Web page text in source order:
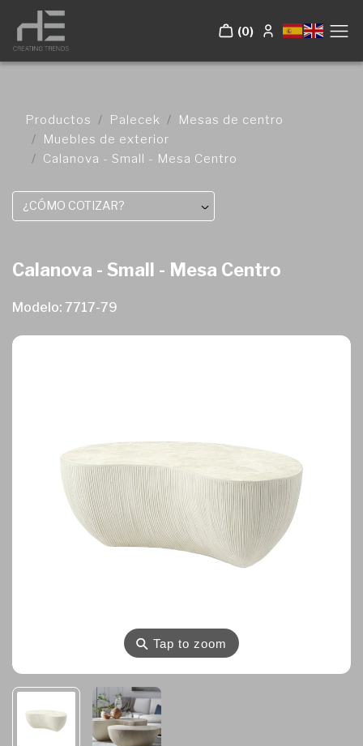
(0)
Productos Palecek
Mesas de centro
Muebles de exterior
Calanova - Small - Mesa Centro
¿CÓMO COTIZAR?
Calanova - Small - Mesa Centro
Modelo: 7717-79
⚲Tap to zoom